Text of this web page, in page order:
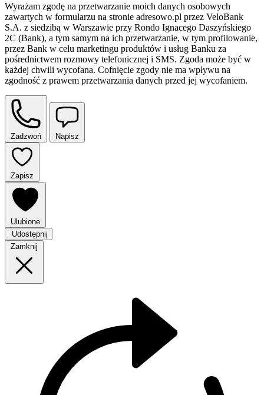
Wyrażam zgodę na przetwarzanie moich danych osobowych
zawartych w formularzu na stronie adresowo.pl przez VeloBank
S.A. z siedzibą w Warszawie przy Rondo Ignacego Daszyńskiego
2C (Bank), a tym samym na ich przetwarzanie, w tym profilowanie,
przez Bank w celu marketingu produktów i usług Banku za
pośrednictwem rozmowy telefonicznej i SMS. Zgoda może być w
każdej chwili wycofana. Cofnięcie zgody nie ma wpływu na
zgodność z prawem przetwarzania danych przed jej wycofaniem.
Zadzwoń Napisz
Zapisz
Ulubione
Udostępnij
Zamknij